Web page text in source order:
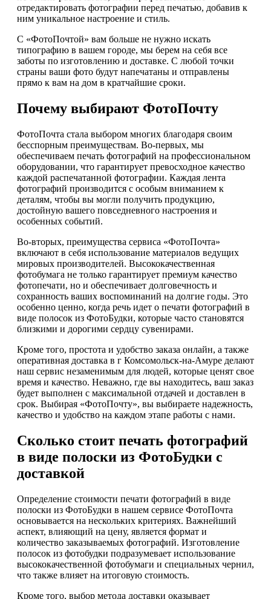
отредактировать фотографии перед печатью, добавив к
ним уникальное настроение и стиль.
С «ФотоПочтой» вам больше не нужно искать
типографию в вашем городе, мы берем на себя все
заботы по изготовлению и доставке. С любой точки
страны ваши фото будут напечатаны и отправлены
прямо к вам на дом в кратчайшие сроки.
Почему выбирают ФотоПочту
ФотоПочта стала выбором многих благодаря своим
бесспорным преимуществам. Во-первых, мы
обеспечиваем печать фотографий на профессиональном
оборудовании, что гарантирует превосходное качество
каждой распечатанной фотографии. Каждая лента
фотографий производится с особым вниманием к
деталям, чтобы вы могли получить продукцию,
достойную вашего повседневного настроения и
особенных событий.
Во-вторых, преимущества сервиса «ФотоПочта»
включают в себя использование материалов ведущих
мировых производителей. Высококачественная
фотобумага не только гарантирует премиум качество
фотопечати, но и обеспечивает долговечность и
сохранность ваших воспоминаний на долгие годы. Это
особенно ценно, когда речь идет о печати фотографий в
виде полосок из ФотоБудки, которые часто становятся
близкими и дорогими сердцу сувенирами.
Кроме того, простота и удобство заказа онлайн, а также
оперативная доставка в г Комсомольск-на-Амуре делают
наш сервис незаменимым для людей, которые ценят свое
время и качество. Неважно, где вы находитесь, ваш заказ
будет выполнен с максимальной отдачей и доставлен в
срок. Выбирая «ФотоПочту», вы выбираете надежность,
качество и удобство на каждом этапе работы с нами.
Сколько стоит печать фотографий
в виде полоски из ФотоБудки с
доставкой
Определение стоимости печати фотографий в виде
полоски из ФотоБудки в нашем сервисе ФотоПочта
основывается на нескольких критериях. Важнейший
аспект, влияющий на цену, является формат и
количество заказываемых фотографий. Изготовление
полосок из фотобудки подразумевает использование
высококачественной фотобумаги и специальных чернил,
что также влияет на итоговую стоимость.
Кроме того, выбор метода доставки оказывает